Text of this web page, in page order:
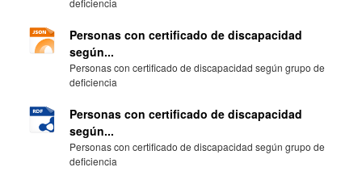
deficiencia
Personas con certificado de discapacidad
según...
Personas con certificado de discapacidad según grupo de
deficiencia
Personas con certificado de discapacidad
según...
Personas con certificado de discapacidad según grupo de
deficiencia